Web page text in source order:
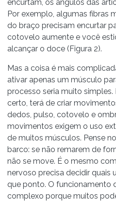
encurtam, os ângulos das
Por exemplo, algumas fibras
do braço precisam encurtar
cotovelo aumente e você
alcançar o doce (Figura 2).
Mas a coisa é mais
ativar apenas um músculo
processo seria muito
certo, terá de criar
dedos, pulso, cotovelo e
movimentos exigem o uso
de muitos músculos. Pense
barco: se não remarem de
não se move. É o mesmo
nervoso precisa decidir quais
que ponto. O funcionamento
complexo porque muitos